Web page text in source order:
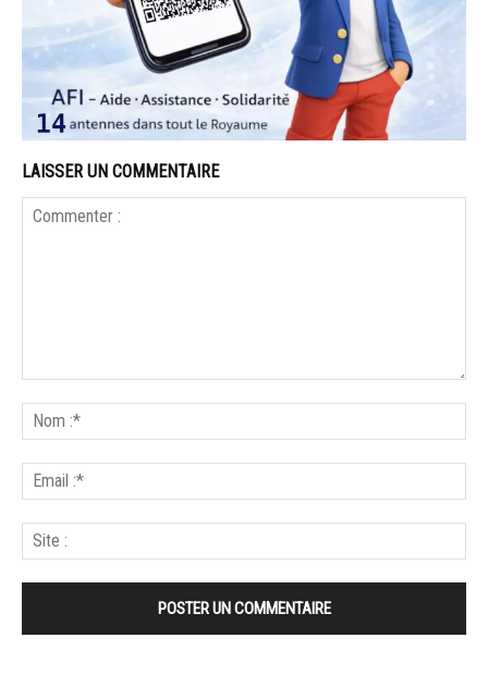
LAISSER UN COMMENTAIRE